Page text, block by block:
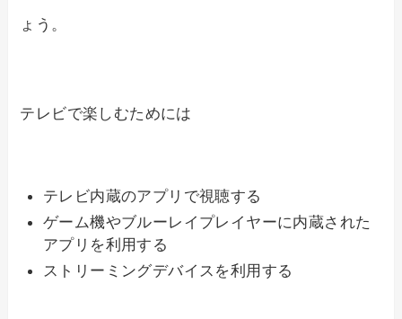
ょう。
テレビで楽しむためには
テレビ内蔵のアプリで視聴する
ゲーム機やブルーレイプレイヤーに内蔵された
アプリを利用する
ストリーミングデバイスを利用する